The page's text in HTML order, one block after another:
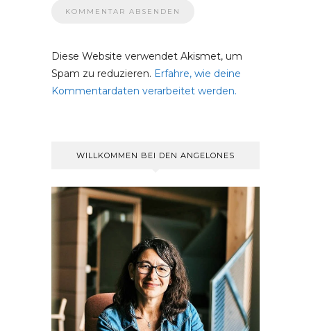
Diese Website verwendet Akismet, um
Spam zu reduzieren. Erfahre, wie deine
Kommentardaten verarbeitet werden.
WILLKOMMEN BEI DEN ANGELONES